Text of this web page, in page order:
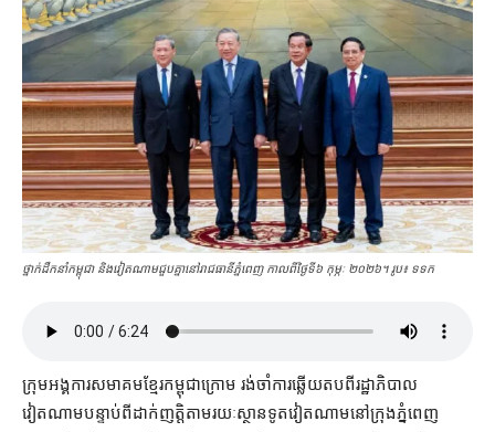
ថ្នាក់​ដឹកនាំ​កម្ពុជា និង​វៀតណាម​ជួបគ្នា​នៅ​រាជធានី​ភ្នំពេញ កាល​ពី​ថ្ងៃ​ទី៦ កុម្ភៈ ២០២៦។ រូប៖ ទទក
ក្រុម​អង្គការ​សមាគម​ខ្មែរ​កម្ពុជា​ក្រោម រង់ចាំ​ការ​ឆ្លើយតប​ពី​រដ្ឋាភិបាល​
វៀតណាម​បន្ទាប់ពី​ដាក់​ញត្តិ​តាមរយៈ​ស្ថានទូត​វៀតណាម​នៅ​ក្រុងភ្នំពេញ